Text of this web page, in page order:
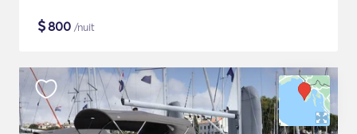
$800 /nuit